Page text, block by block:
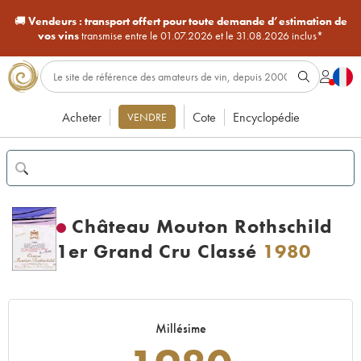
🚚Vendeurs : transport offert pour toute demande d’estimation de
vos vinstransmise entre le 01.07.2026 et le 31.08.2026 inclus*
Acheter VENDRE Cote Encyclopédie
Château Mouton Rothschild
1er Grand Cru Classé 1980
Millésime